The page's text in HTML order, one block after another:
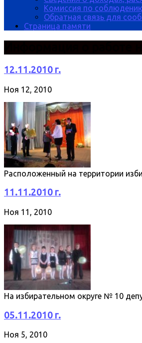
Комиссия по
Обратная связь для
Страница памяти
12.11.2010 г.
Ноя 12, 2010
Расположенный на территории
11.11.2010 г.
Ноя 11, 2010
На избирательном округе № 10
05.11.2010 г.
Ноя 5, 2010